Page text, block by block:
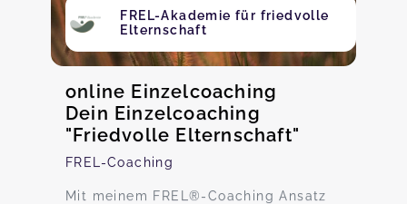
FREL-Akademie für friedvolle
Elternschaft
online Einzelcoaching
Dein Einzelcoaching
"Friedvolle Elternschaft"
FREL-Coaching
Mit meinem FREL®-Coaching Ansatz